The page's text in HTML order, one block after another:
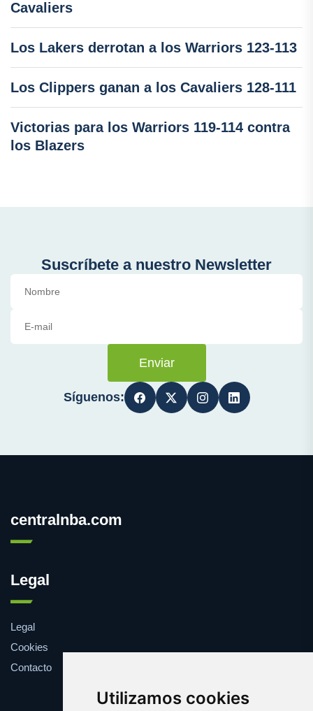
Utilizamos cookies
Cavaliers
Los Lakers derrotan a los Warriors 123-113
Los Clippers ganan a los Cavaliers 128-111
Victorias para los Warriors 119-114 contra
los Blazers
Suscríbete a nuestro Newsletter
Enviar
Síguenos:
centralnba.com
Legal
Legal
Cookies
Contacto